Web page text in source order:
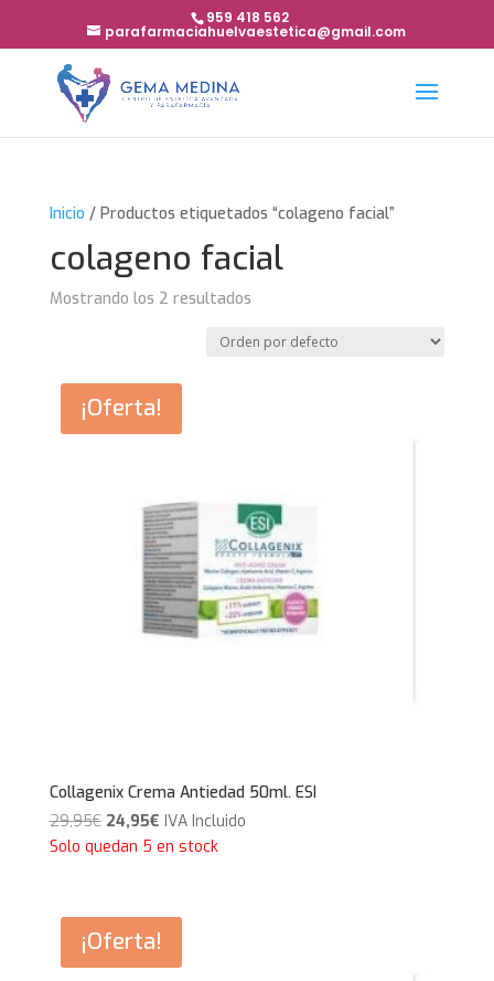
959 418 562
parafarmaciahuelvaestetica@gmail.com
Inicio / Productos etiquetados “colageno facial”
colageno facial
Mostrando los 2 resultados
¡Oferta!
Collagenix Crema Antiedad 50ml. ESI
29,95€ El
precio
29,95€.
24,95€El
precio
24,95€.
IVA Incluido
Solo quedan 5 en stock
¡Oferta!